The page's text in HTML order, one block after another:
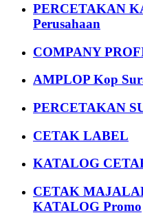
PERCETAKAN
Perusahaan
COMPANY
AMPLOP Kop
PERCETAKAN
CETAK LABEL
KATALOG
CETAK
KATALOG Promo